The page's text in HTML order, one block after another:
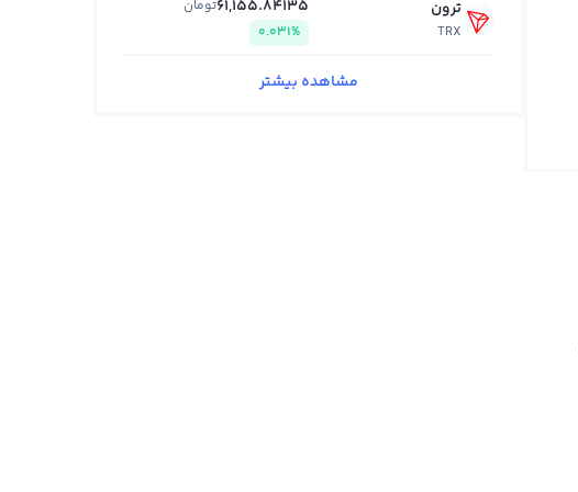
ترون
TRX
61,155.84135تومان
0.031%
مشاهده بیشتر